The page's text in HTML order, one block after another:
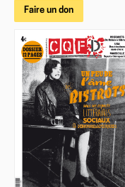
Faire un don